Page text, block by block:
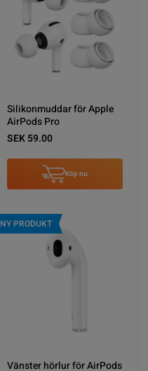
Silikonmuddar för Apple
AirPods Pro
SEK 59.00
Köp nu
NY PRODUKT
Vänster hörlur för AirPods